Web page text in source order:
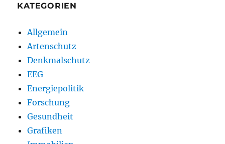
KATEGORIEN
Allgemein
Artenschutz
Denkmalschutz
EEG
Energiepolitik
Forschung
Gesundheit
Grafiken